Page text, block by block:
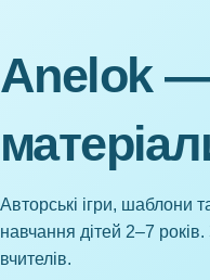
Anelok —
Авторські ігри, шаблони
навчання дітей 2–7
вчителів.